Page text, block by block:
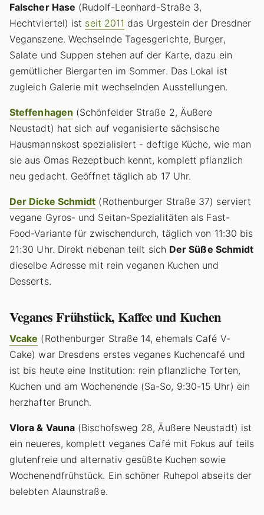
Falscher Hase (Rudolf-Leonhard-Straße 3,
Hechtviertel) ist seit 2011 das Urgestein der Dresdner
Veganszene. Wechselnde Tagesgerichte, Burger,
Salate und Suppen stehen auf der Karte, dazu ein
gemütlicher Biergarten im Sommer. Das Lokal ist
zugleich Galerie mit wechselnden Ausstellungen.
Steffenhagen (Schönfelder Straße 2, Äußere
Neustadt) hat sich auf veganisierte sächsische
Hausmannskost spezialisiert - deftige Küche, wie man
sie aus Omas Rezeptbuch kennt, komplett pflanzlich
neu gedacht. Geöffnet täglich ab 17 Uhr.
Der Dicke Schmidt (Rothenburger Straße 37) serviert
vegane Gyros- und Seitan-Spezialitäten als Fast-
Food-Variante für zwischendurch, täglich von 11:30 bis
21:30 Uhr. Direkt nebenan teilt sich Der Süße Schmidt
dieselbe Adresse mit rein veganen Kuchen und
Desserts.
Veganes Frühstück, Kaffee und Kuchen
Vcake (Rothenburger Straße 14, ehemals Café V-
Cake) war Dresdens erstes veganes Kuchencafé und
ist bis heute eine Institution: rein pflanzliche Torten,
Kuchen und am Wochenende (Sa-So, 9:30-15 Uhr) ein
herzhafter Brunch.
Vlora & Vauna (Bischofsweg 28, Äußere Neustadt) ist
ein neueres, komplett veganes Café mit Fokus auf teils
glutenfreie und alternativ gesüßte Kuchen sowie
Wochenendfrühstück. Ein schöner Ruhepol abseits der
belebten Alaunstraße.